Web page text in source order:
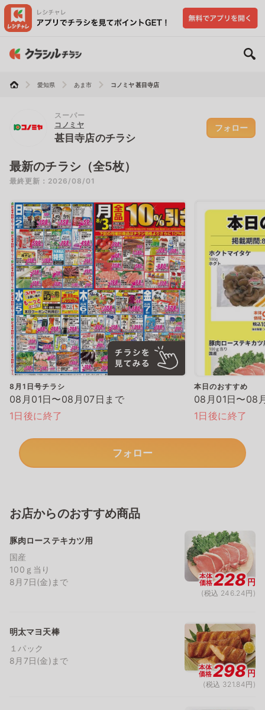
愛知県 あま市 コノミヤ 甚目寺店
スーパー
コノミヤ
甚目寺店のチラシ
フォロー
最新のチラシ（全5枚）
最終更新：2026/08/01
8月1日号チラシ
08月01日〜08月07日まで
1日後に終了
本日のおすすめ
08月01日〜08
1日後に終了
フォロー
お店からのおすすめ商品
豚肉ローステキカツ用
国産
100ｇ当り
8月7日(金)まで
本体
価格228円
(税込 246.24円)
明太マヨ天棒
１パック
8月7日(金)まで
本体
価格298円
(税込 321.84円)